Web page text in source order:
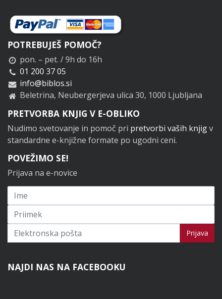
POTREBUJEŠ POMOČ?
pon. – pet. / 9h do 16h
01 200 37 05
info@biblos.si
Beletrina, Neubergerjeva ulica 30, 1000 Ljubljana
PRETVORBA KNJIG V E-OBLIKO
Nudimo svetovanje in pomoč pri pretvorbi vaših knjigv
standardne e-knjižne formate po ugodni ceni.
POVEŽIMO SE!
Prijava na e-novice
Prijavi se na novice Prijava
NAJDI NAS NA FACEBOOKU